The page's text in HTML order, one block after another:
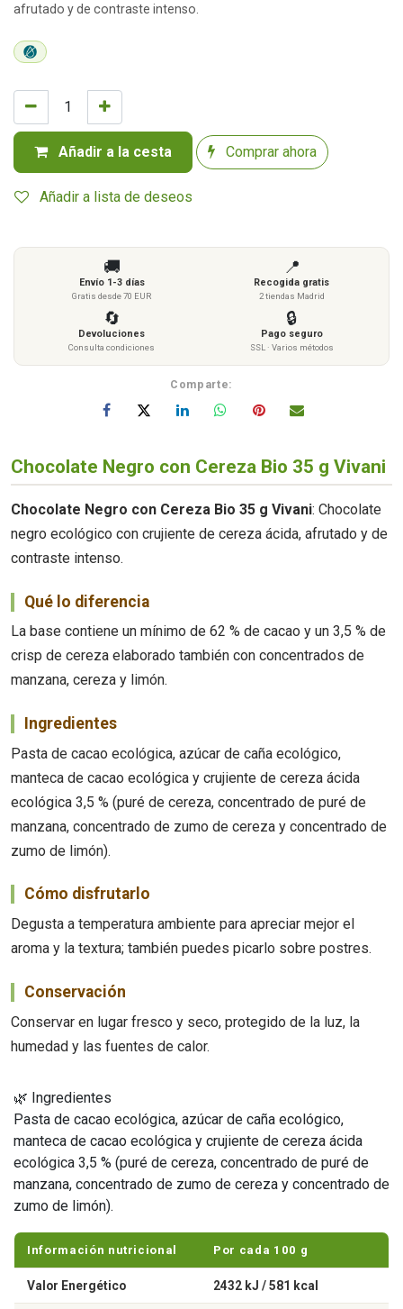
Añadir a la cesta Comprar ahora
Añadir a lista de deseos
afrutado y de contraste intenso.
🚚
Envío 1-3 días
Gratis desde 70 EUR
📍
Recogida gratis
2 tiendas Madrid
🔄
Devoluciones
Consulta condiciones
🔒
Pago seguro
SSL · Varios métodos
Comparte:
Chocolate Negro con Cereza Bio 35 g Vivani
Chocolate Negro con Cereza Bio 35 g Vivani: Chocolate
negro ecológico con crujiente de cereza ácida, afrutado y de
contraste intenso.
Qué lo diferencia
La base contiene un mínimo de 62 % de cacao y un 3,5 % de
crisp de cereza elaborado también con concentrados de
manzana, cereza y limón.
Ingredientes
Pasta de cacao ecológica, azúcar de caña ecológico,
manteca de cacao ecológica y crujiente de cereza ácida
ecológica 3,5 % (puré de cereza, concentrado de puré de
manzana, concentrado de zumo de cereza y concentrado de
zumo de limón).
Cómo disfrutarlo
Degusta a temperatura ambiente para apreciar mejor el
aroma y la textura; también puedes picarlo sobre postres.
Conservación
Conservar en lugar fresco y seco, protegido de la luz, la
humedad y las fuentes de calor.
🌿 Ingredientes
Pasta de cacao ecológica, azúcar de caña ecológico,
manteca de cacao ecológica y crujiente de cereza ácida
ecológica 3,5 % (puré de cereza, concentrado de puré de
manzana, concentrado de zumo de cereza y concentrado de
zumo de limón).
Información nutricional Por cada 100 g
Valor Energético 2432 kJ / 581 kcal